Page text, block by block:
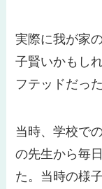
実際に我が家
子賢いかもし
フテッドだっ
当時、学校で
の先生から毎
た。当時の様